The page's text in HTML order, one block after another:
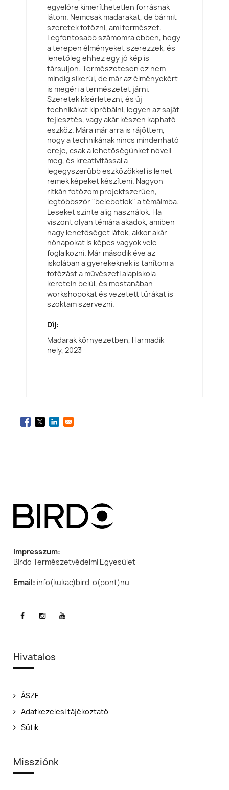
egyelőre kimeríthetetlen forrásnak
látom. Nemcsak madarakat, de bármit
szeretek fotózni, ami természet.
Legfontosabb számomra ebben, hogy
a terepen élményeket szerezzek, és
lehetőleg ehhez egy jó kép is
társuljon. Természetesen ez nem
mindig sikerül, de már az élményekért
is megéri a természetet járni.
Szeretek kísérletezni, és új
technikákat kipróbálni, legyen az saját
fejlesztés, vagy akár készen kapható
eszköz. Mára már arra is rájöttem,
hogy a technikának nincs mindenható
ereje, csak a lehetőségünket növeli
meg, és kreativitással a
legegyszerűbb eszközökkel is lehet
remek képeket készíteni. Nagyon
ritkán fotózom projektszerűen,
legtöbbször "belebotlok" a témáimba.
Leseket szinte alig használok. Ha
viszont olyan témára akadok, amiben
nagy lehetőséget látok, akkor akár
hónapokat is képes vagyok vele
foglalkozni. Már második éve az
iskolában a gyerekeknek is tanítom a
fotózást a művészeti alapiskola
keretein belül, és mostanában
workshopokat és vezetett túrákat is
szoktam szervezni.
Díj:
Madarak környezetben, Harmadik
hely, 2023
Impresszum:
Birdo Természetvédelmi Egyesület
Email: info(kukac)bird-o(pont)hu
Hivatalos
ÁSZF
Adatkezelesi tájékoztató
Sütik
Missziónk